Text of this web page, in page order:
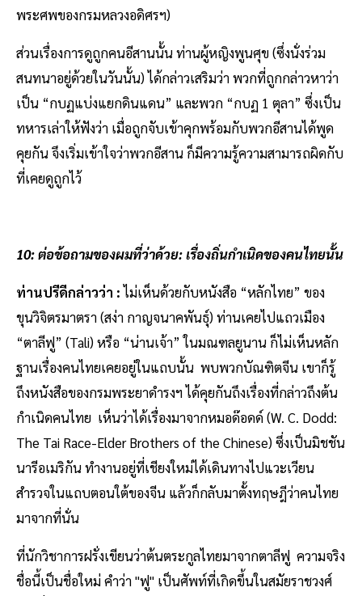
พระศพของกรมหลวงอดิศรฯ)
ส่วนเรื่องการดูถูกคนอีสานนั้น ท่านผู้หญิงพูนศุข (ซึ่งนั่งร่วม
สนทนาอยู่ด้วยในวันนั้น) ได้กล่าวเสริมว่า พวกที่ถูกกล่าวหาว่า
เป็น “กบฏแบ่งแยกดินแดน” และพวก “กบฏ 1 ตุลา” ซึ่งเป็น
ทหารเล่าให้ฟังว่า เมื่อถูกจับเข้าคุกพร้อมกับพวกอีสานได้พูด
คุยกัน จึงเริ่มเข้าใจว่าพวกอีสาน ก็มีความรู้ความสามารถผิดกับ
ที่เคยดูถูกไว้
10: ต่อข้อถามของผมที่ว่าด้วย: เรื่องถิ่นกำเนิดของคนไทยนั้น
ท่านปรีดีกล่าวว่า :ไม่เห็นด้วยกับหนังสือ “หลักไทย” ของ
ขุนวิจิตรมาตรา (สง่า กาญจนาคพันธุ์) ท่านเคยไปแถวเมือง
“ตาลีฟู” (Tali) หรือ “น่านเจ้า” ในมณฑลยูนาน ก็ไม่เห็นหลัก
ฐานเรื่องคนไทยเคยอยู่ในแถบนั้น พบพวกบัณฑิตจีน เขาก็รู้
ถึงหนังสือของกรมพระยาดำรงฯ ได้คุยกันถึงเรื่องที่กล่าวถึงต้น
กำเนิดคนไทย เห็นว่าได้เรื่องมาจากหมอด๊อดด์ (W. C. Dodd:
The Tai Race-Elder Brothers of the Chinese) ซึ่งเป็นมิชชัน
นารีอเมริกัน ทำงานอยู่ที่เชียงใหม่ได้เดินทางไปแวะเวียน
สำรวจในแถบตอนใต้ของจีน แล้วก็กลับมาตั้งทฤษฎีว่าคนไทย
มาจากที่นั่น
ที่นักวิชาการฝรั่งเขียนว่าต้นตระกูลไทยมาจากตาลีฟู ความจริง
ชื่อนี้เป็นชื่อใหม่ คำว่า "ฟู" เป็นศัพท์ที่เกิดขึ้นในสมัยราชวงศ์